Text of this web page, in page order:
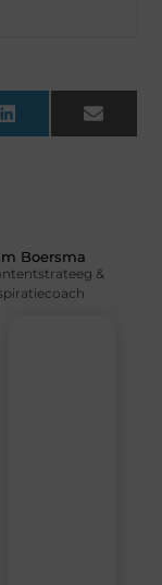
LinkedIn Email
Boersma
&